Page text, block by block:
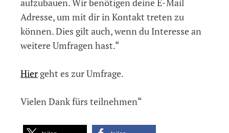
Adresse, um mit dir in Kontakt treten zu
können. Dies gilt auch, wenn du Interesse an
weitere Umfragen hast.“
Hier geht es zur Umfrage.
Vielen Dank fürs teilnehmen“